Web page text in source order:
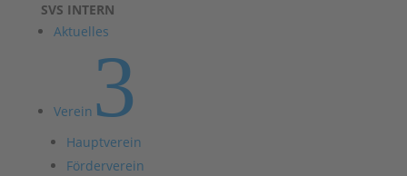
SVS INTERN
Aktuelles
Verein 3
Hauptverein
Förderverein